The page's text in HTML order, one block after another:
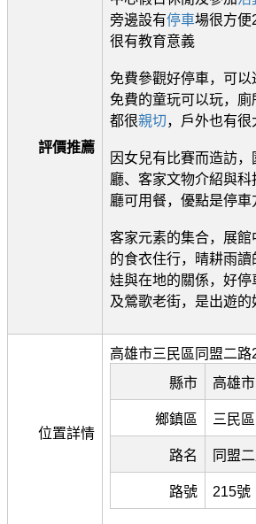
評價推薦
旁邊設有停車場很方便
很有教育意義
免費參觀好停車，可
免費的童玩可以玩，廁
都很親切，戶外也有很
因女兒有比賽而造訪
廳、客家文物介紹與
廳可用餐，優點是停車
客家元素的集合，展
的食衣住行，晴耕雨
娃與在地的關係，好
及鶯歌老街，是出遊的
位置詳情
高雄市三民區同盟二路
縣市
高雄市
鄉鎮區 三民區
路名 同盟
路號 215號